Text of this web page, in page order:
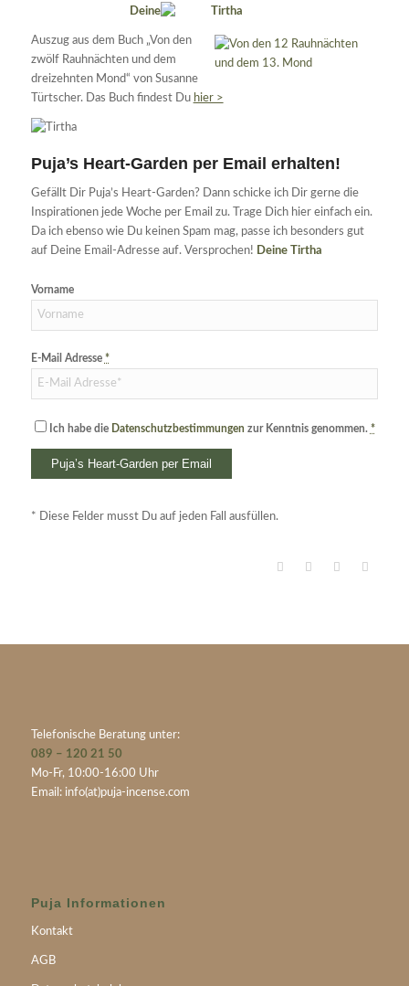
Deine
Auszug aus dem Buch „Von den
zwölf Rauhnächten und dem
dreizehnten Mond“ von Susanne
Türtscher. Das Buch findest Du hier >
Puja’s Heart-Garden per Email erhalten!
Gefällt Dir Puja’s Heart-Garden? Dann schicke ich Dir gerne die
Inspirationen jede Woche per Email zu. Trage Dich hier einfach ein.
Da ich ebenso wie Du keinen Spam mag, passe ich besonders gut
auf Deine Email-Adresse auf. Versprochen! Deine Tirtha
Vorname
E-Mail Adresse *
Ich habe die Datenschutzbestimmungen zur Kenntnis genommen. *
* Diese Felder musst Du auf jeden Fall ausfüllen.
Telefonische Beratung unter:
089 – 120 21 50
Mo-Fr, 10:00-16:00 Uhr
Email: info(at)puja-incense.com
Puja Informationen
Kontakt
AGB